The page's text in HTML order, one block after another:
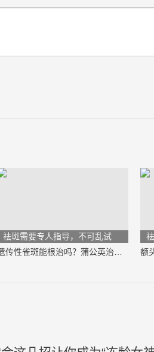
祛斑需要专人指导，不可乱试
遗传性雀斑能根治吗？蒲公英治疗雀斑方法